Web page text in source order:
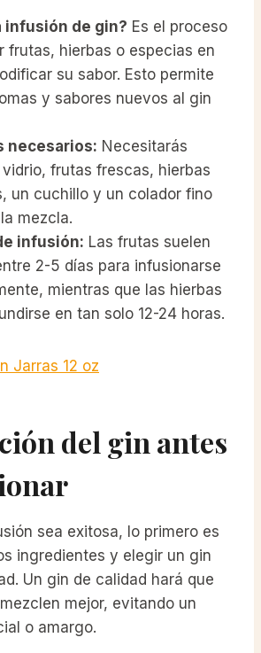
infusión de gin? Es el proceso
frutas, hierbas o especias en
su sabor. Esto permite
y sabores nuevos al gin
necesarios: Necesitarás
frutas frescas, hierbas
un cuchillo y un colador fino
mezcla.
infusión: Las frutas suelen
2-5 días para infusionarse
mientras que las hierbas
en tan solo 12-24 horas.
Jarras 12 oz
del gin antes
sea exitosa, lo primero es
ingredientes y elegir un gin
Un gin de calidad hará que
mejor, evitando un
o amargo.